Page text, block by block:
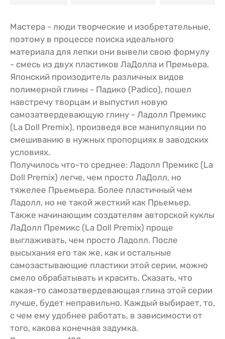
Мастера - люди творческие и изобретательные,
поэтому в процессе поиска идеального
материала для лепки они вывели свою формулу
- смесь из двух пластиков ЛаДолла и Премьера.
Японский произодитель различных видов
полимерной глины - Падико (Padico), пошел
навстречу творцам и выпустил новую
самозатвердевающую глину - Ладолл Премикс
(La Doll Premix), произведя все манипуляции по
смешиванию в нужных пропорциях в заводских
условиях.
Получилось что-то среднее: Ладолл Премикс (La
Doll Premix) легче, чем просто ЛаДолл, но
тяжелее Прьемьера. Более пластичный чем
Ладолл, но не такой жесткий как Прьемьер.
Также начинающим создателям авторской куклы
ЛаДолл Премикс (La Doll Premix) проще
выглаживать, чем просто Ладолл. После
высыхания его так же, как и остальные
самозастывающие пластики этой серии, можно
смело обрабатывать и красить. Сказать, что
какая-то самозатвердевающая глина этой серии
лучше, будет неправильно. Каждый выбирает, то,
с чем ему удобнее работать, в зависимости от
того, какова конечная задумка.